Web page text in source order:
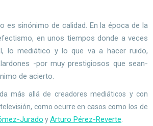
es sinónimo de calidad. En la época de la
en unos tiempos donde a veces
lo mediático y lo que va a hacer ruido,
-por muy prestigiosos que sean-
de acierto.
más allá de creadores mediáticos y con
como ocurre en casos como los de
Jurado yArturo Pérez-Reverte